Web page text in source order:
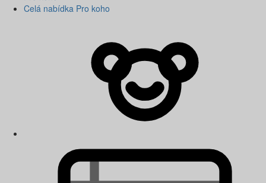
Celá nabídka Pro koho